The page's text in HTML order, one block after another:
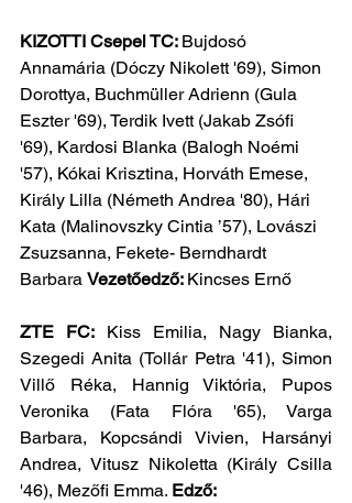
KIZOTTI Csepel TC: Bujdosó
Annamária (Dóczy Nikolett '69), Simon
Dorottya, Buchmüller Adrienn (Gula
Eszter '69), Terdik Ivett (Jakab Zsófi
'69), Kardosi Blanka (Balogh Noémi
'57), Kókai Krisztina, Horváth Emese,
Király Lilla (Németh Andrea '80), Hári
Kata (Malinovszky Cintia ’57), Lovászi
Zsuzsanna, Fekete- Berndhardt
Barbara Vezetőedző: Kincses Ernő
ZTE FC: Kiss Emilia, Nagy Bianka,
Szegedi Anita (Tollár Petra '41), Simon
Villő Réka, Hannig Viktória, Pupos
Veronika (Fata Flóra '65), Varga
Barbara, Kopcsándi Vivien, Harsányi
Andrea, Vitusz Nikoletta (Király Csilla
'46), Mezőfi Emma. Edző: